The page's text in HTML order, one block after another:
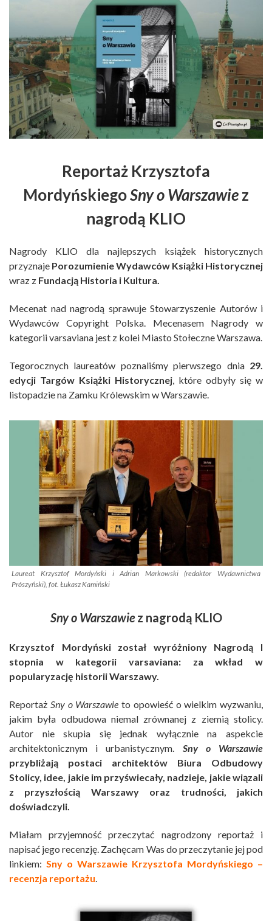
Reportaż Krzysztofa
MordyńskiegoSny o Warszawiez
nagrodą KLIO
Nagrody KLIO dla najlepszych książek historycznych
przyznaje Porozumienie Wydawców Książki Historycznej
wraz z Fundacją Historia i Kultura.
Mecenat nad nagrodą sprawuje Stowarzyszenie Autorów i
Wydawców Copyright Polska. Mecenasem Nagrody w
kategorii varsaviana jest z kolei Miasto Stołeczne Warszawa.
Tegorocznych laureatów poznaliśmy pierwszego dnia 29.
edycji Targów Książki Historycznej, które odbyły się w
listopadzie na Zamku Królewskim w Warszawie.
Laureat Krzysztof Mordyński i Adrian Markowski (redaktor Wydawnictwa
Prószyński), fot. Łukasz Kamiński
Sny o Warszawiez nagrodą KLIO
Krzysztof Mordyński został wyróżniony Nagrodą I
stopnia w kategorii varsaviana: za wkład w
popularyzację historii Warszawy.
Reportaż Sny o Warszawie to opowieść o wielkim wyzwaniu,
jakim była odbudowa niemal zrównanej z ziemią stolicy.
Autor nie skupia się jednak wyłącznie na aspekcie
architektonicznym i urbanistycznym. Sny o Warszawie
przybliżają postaci architektów Biura Odbudowy
Stolicy, idee, jakie im przyświecały, nadzieje, jakie wiązali
z przyszłością Warszawy oraz trudności, jakich
doświadczyli.
Miałam przyjemność przeczytać nagrodzony reportaż i
napisać jego recenzję. Zachęcam Was do przeczytanie jej pod
linkiem: Sny o Warszawie Krzysztofa Mordyńskiego –
recenzja reportażu.